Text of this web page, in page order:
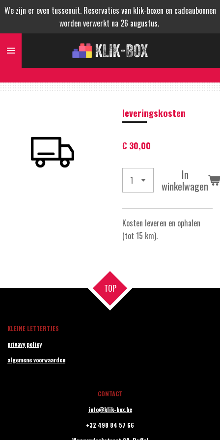
Ga
naar
de
We zijn er even tussenuit. Reservaties van klik-boxen en cadeaubonnen
worden verwerkt na 26 augustus.
leveringskosten
€ 30,00
In
winkelwagen
Kosten leveren en ophalen
(tot 15 km).
TOP
KLEINE LETTERTJES
privavy policy
algemene voorwaarden
CONTACT
info@klik-box.be
+32 498 84 57 66